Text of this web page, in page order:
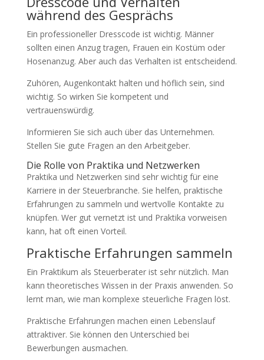
während des Gesprächs
Ein professioneller Dresscode ist wichtig. Männer
sollten einen Anzug tragen, Frauen ein Kostüm oder
Hosenanzug. Aber auch das Verhalten ist entscheidend.
Zuhören, Augenkontakt halten und höflich sein, sind
wichtig. So wirken Sie kompetent und
vertrauenswürdig.
Informieren Sie sich auch über das Unternehmen.
Stellen Sie gute Fragen an den Arbeitgeber.
Die Rolle von Praktika und Netzwerken
Praktika und Netzwerken sind sehr wichtig für eine
Karriere in der Steuerbranche. Sie helfen, praktische
Erfahrungen zu sammeln und wertvolle Kontakte zu
knüpfen. Wer gut vernetzt ist und Praktika vorweisen
kann, hat oft einen Vorteil.
Praktische Erfahrungen sammeln
Ein Praktikum als Steuerberater ist sehr nützlich. Man
kann theoretisches Wissen in der Praxis anwenden. So
lernt man, wie man komplexe steuerliche Fragen löst.
Praktische Erfahrungen machen einen Lebenslauf
attraktiver. Sie können den Unterschied bei
Bewerbungen ausmachen.